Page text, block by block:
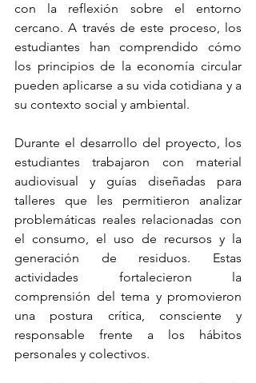
con la reflexión sobre el entorno
cercano. A través de este proceso, los
estudiantes han comprendido cómo
los principios de la economía circular
pueden aplicarse a su vida cotidiana y a
su contexto social y ambiental.
Durante el desarrollo del proyecto, los
estudiantes trabajaron con material
audiovisual y guías diseñadas para
talleres que les permitieron analizar
problemáticas reales relacionadas con
el consumo, el uso de recursos y la
generación de residuos. Estas
actividades fortalecieron la
comprensión del tema y promovieron
una postura crítica, consciente y
responsable frente a los hábitos
personales y colectivos.